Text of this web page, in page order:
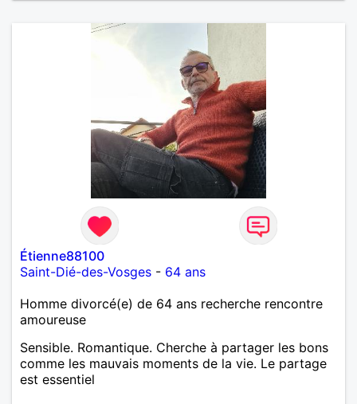
Étienne88100
Saint-Dié-des-Vosges - 64 ans
Homme divorcé(e) de 64 ans recherche rencontre
amoureuse
Sensible. Romantique. Cherche à partager les bons
comme les mauvais moments de la vie. Le partage
est essentiel